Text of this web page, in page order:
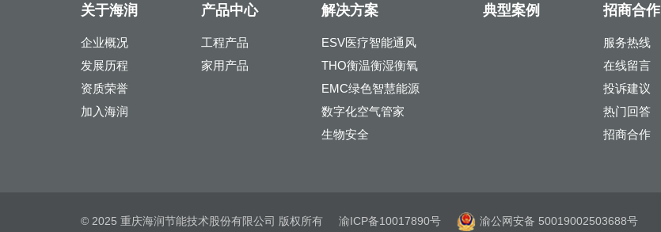
关于海润
企业概况
发展历程
资质荣誉
加入海润
产品中心
工程产品
家用产品
解决方案
ESV医疗智能通风
THO衡温衡湿衡氧
EMC绿色智慧能源
数字化空气管家
生物安全
典型案例 招商合作
服务热线
在线留言
投诉建议
热门回答
招商合作
© 2025 重庆海润节能技术股份有限公司 版权所有 渝ICP备10017890号 渝公网安备 50019002503688号